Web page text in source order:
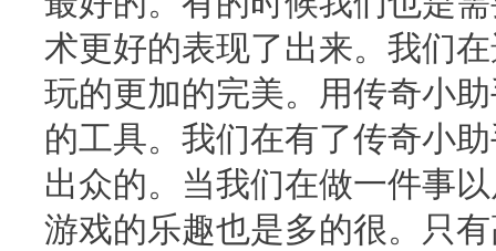
术更好的表现了出来。我们
玩的更加的完美。用传奇小
的工具。我们在有了传奇小
出众的。当我们在做一件事
游戏的乐趣也是多的很。只